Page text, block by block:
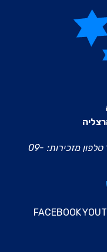
טלפון מזכירות: 09-
FACEBOOK